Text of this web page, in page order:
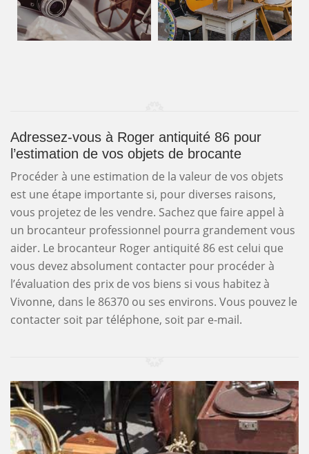
Adressez-vous à Roger antiquité 86 pour
l’estimation de vos objets de brocante
Procéder à une estimation de la valeur de vos objets
est une étape importante si, pour diverses raisons,
vous projetez de les vendre. Sachez que faire appel à
un brocanteur professionnel pourra grandement vous
aider. Le brocanteur Roger antiquité 86 est celui que
vous devez absolument contacter pour procéder à
l’évaluation des prix de vos biens si vous habitez à
Vivonne, dans le 86370 ou ses environs. Vous pouvez le
contacter soit par téléphone, soit par e-mail.